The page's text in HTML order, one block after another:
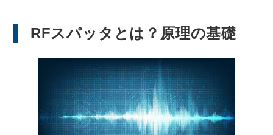
RFスパッタとは？原理の基礎